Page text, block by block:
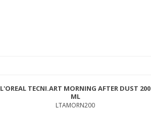
L'OREAL TECNI.ART MORNING AFTER DUST 200
ML
LTAMORN200